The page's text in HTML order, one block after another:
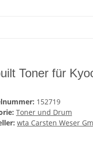
Toner für
152719
Toner und Drum
wta Carsten Weser